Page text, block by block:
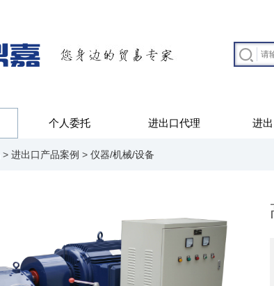
个人委托 进出口代理 进
> 进出口产品案例 > 仪器/机械/设备